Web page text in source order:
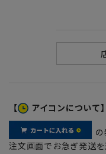
【 アイコンについて】
の
注文画面でお急ぎ発送を